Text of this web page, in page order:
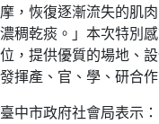
摩，恢復逐漸流失的肌
濃稠乾痰。」本次特別
位，提供優質的場地、
發揮產、官、學、研合作
臺中市政府社會局表示